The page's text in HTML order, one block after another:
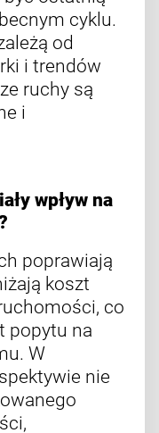
cyklu.
od
i trendów
ruchy są
i
wpływ na
poprawiają
koszt
co
popytu na
W
nie